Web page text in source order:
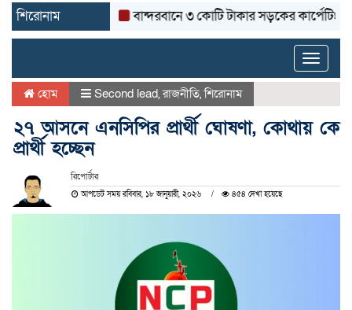
শিরোনাম বান্দরবানে ৩ কোটি টাকার সড়কের কার্পেটিং উঠে
Toggle
হোম Second lead,রাজনীতি,শিরোনাম
২৭ আসনে এনসিপির প্রার্থী ঘোষণা, কোথায় কে
প্রার্থী হচ্ছেন
রিপোর্টার
আপডেট সময় রবিবার, ১৮ জানুয়ারী, ২০২৬ ৪৫৪ দেখা হয়েছে